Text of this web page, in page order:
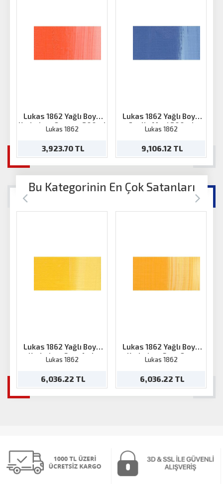
Lukas 1862 Yağlı Boya
Kadmium Orange 200ml
Lukas 1862
3,923.70 TL
Lukas 1862 Yağlı Boya
Coelin Mavi 200ml
Lukas 1862
9,106.12 TL
Bu Kategorinin En Çok Satanları
Lukas 1862 Yağlı Boya
Kadmium Sarı-Açık
200ml
Lukas 1862
6,036.22 TL
Lukas 1862 Yağlı Boya
Kadmium Sarı-Orta
200ml
Lukas 1862
6,036.22 TL